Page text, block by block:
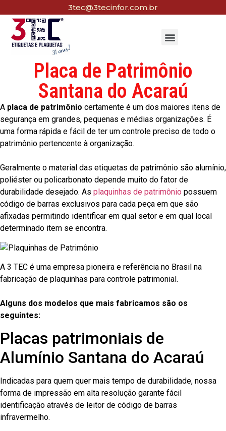
3tec@3tecinfor.com.br
Placa de Patrimônio
Santana do Acaraú
A placa de patrimônio certamente é um dos maiores itens de
segurança em grandes, pequenas e médias organizações. É
uma forma rápida e fácil de ter um controle preciso de todo o
patrimônio pertencente à organização.
Geralmente o material das etiquetas de patrimônio são alumínio,
poliéster ou policarbonato depende muito do fator de
durabilidade desejado. As plaquinhas de patrimônio possuem
código de barras exclusivos para cada peça em que são
afixadas permitindo identificar em qual setor e em qual local
determinado item se encontra.
A 3 TEC é uma empresa pioneira e referência no Brasil na
fabricação de plaquinhas para controle patrimonial.
Alguns dos modelos que mais fabricamos são os
seguintes:
Placas patrimoniais de
Alumínio Santana do Acaraú
Indicadas para quem quer mais tempo de durabilidade, nossa
forma de impressão em alta resolução garante fácil
identificação através de leitor de código de barras
infravermelho.